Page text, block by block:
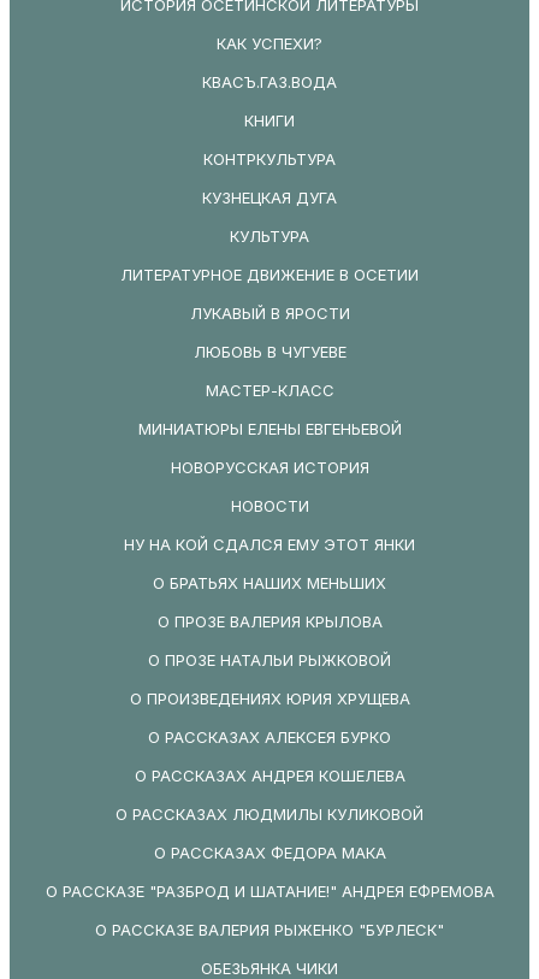
ИСТОРИЯ ОСЕТИНСКОЙ ЛИТЕРАТУРЫ
КАК УСПЕХИ?
КВАСЪ.ГАЗ.ВОДА
КНИГИ
КОНТРКУЛЬТУРА
КУЗНЕЦКАЯ ДУГА
КУЛЬТУРА
ЛИТЕРАТУРНОЕ ДВИЖЕНИЕ В ОСЕТИИ
ЛУКАВЫЙ В ЯРОСТИ
ЛЮБОВЬ В ЧУГУЕВЕ
МАСТЕР-КЛАСС
МИНИАТЮРЫ ЕЛЕНЫ ЕВГЕНЬЕВОЙ
НОВОРУССКАЯ ИСТОРИЯ
НОВОСТИ
НУ НА КОЙ СДАЛСЯ ЕМУ ЭТОТ ЯНКИ
О БРАТЬЯХ НАШИХ МЕНЬШИХ
О ПРОЗЕ ВАЛЕРИЯ КРЫЛОВА
О ПРОЗЕ НАТАЛЬИ РЫЖКОВОЙ
О ПРОИЗВЕДЕНИЯХ ЮРИЯ ХРУЩЕВА
О РАССКАЗАХ АЛЕКСЕЯ БУРКО
О РАССКАЗАХ АНДРЕЯ КОШЕЛЕВА
О РАССКАЗАХ ЛЮДМИЛЫ КУЛИКОВОЙ
О РАССКАЗАХ ФЕДОРА МАКА
О РАССКАЗЕ "РАЗБРОД И ШАТАНИЕ!" АНДРЕЯ ЕФРЕМОВА
О РАССКАЗЕ ВАЛЕРИЯ РЫЖЕНКО "БУРЛЕСК"
ОБЕЗЬЯНКА ЧИКИ